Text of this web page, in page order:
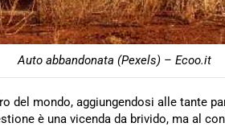
Auto abbandonata (Pexels) – Ecoo.it
del mondo, aggiungendosi alle tante
è una vicenda da brivido, ma al